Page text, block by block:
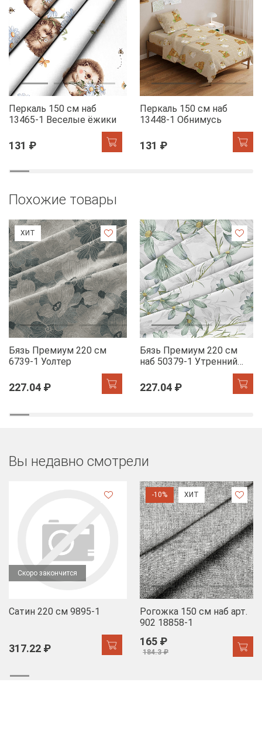
Перкаль 150 см наб
13465-1 Веселые ёжики
131 ₽
Перкаль 150 см наб
13448-1 Обнимусь
131 ₽
Похожие товары
ХИТ
Бязь Премиум 220 см
6739-1 Уолтер
227.04 ₽
Бязь Премиум 220 см
наб 50379-1 Утренний
227.04 ₽
Вы недавно смотрели
Скоро закончится
Сатин 220 см 9895-1
317.22 ₽
-10% ХИТ
Рогожка 150 см наб арт.
902 18858-1
165 ₽
184.3 ₽